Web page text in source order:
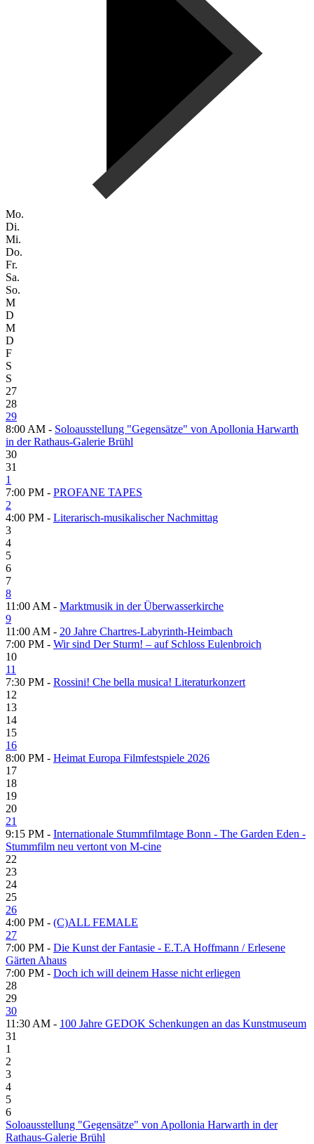
Mo.
Di.
Mi.
Do.
Fr.
Sa.
So.
M
D
M
D
F
S
S
27
28
29
8:00 AM - Soloausstellung "Gegensätze" von Apollonia Harwarth
in der Rathaus-Galerie Brühl
30
31
1
7:00 PM - PROFANE TAPES
2
4:00 PM - Literarisch-musikalischer Nachmittag
3
4
5
6
7
8
11:00 AM - Marktmusik in der Überwasserkirche
9
11:00 AM - 20 Jahre Chartres-Labyrinth-Heimbach
7:00 PM - Wir sind Der Sturm! – auf Schloss Eulenbroich
10
11
7:30 PM - Rossini! Che bella musica! Literaturkonzert
12
13
14
15
16
8:00 PM - Heimat Europa Filmfestspiele 2026
17
18
19
20
21
9:15 PM - Internationale Stummfilmtage Bonn - The Garden Eden -
Stummfilm neu vertont von M-cine
22
23
24
25
26
4:00 PM - (C)ALL FEMALE
27
7:00 PM - Die Kunst der Fantasie - E.T.A Hoffmann / Erlesene
Gärten Ahaus
7:00 PM - Doch ich will deinem Hasse nicht erliegen
28
29
30
11:30 AM - 100 Jahre GEDOK Schenkungen an das Kunstmuseum
31
1
2
3
4
5
6
Soloausstellung "Gegensätze" von Apollonia Harwarth in der
Rathaus-Galerie Brühl